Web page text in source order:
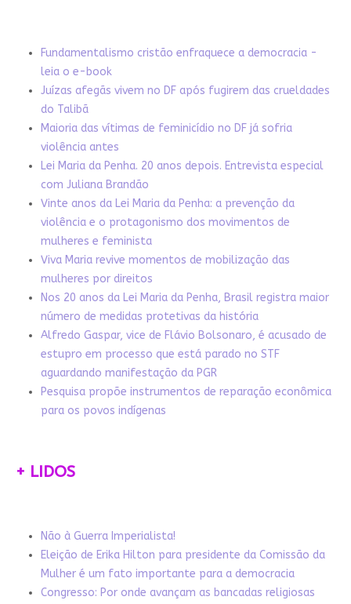
Fundamentalismo cristão enfraquece a democracia -
leia o e-book
Juízas afegãs vivem no DF após fugirem das crueldades
do Talibã
Maioria das vítimas de feminicídio no DF já sofria
violência antes
Lei Maria da Penha. 20 anos depois. Entrevista especial
com Juliana Brandão
Vinte anos da Lei Maria da Penha: a prevenção da
violência e o protagonismo dos movimentos de
mulheres e feminista
Viva Maria revive momentos de mobilização das
mulheres por direitos
Nos 20 anos da Lei Maria da Penha, Brasil registra maior
número de medidas protetivas da história
Alfredo Gaspar, vice de Flávio Bolsonaro, é acusado de
estupro em processo que está parado no STF
aguardando manifestação da PGR
Pesquisa propõe instrumentos de reparação econômica
para os povos indígenas
+ LIDOS
Não à Guerra Imperialista!
Eleição de Erika Hilton para presidente da Comissão da
Mulher é um fato importante para a democracia
Congresso: Por onde avançam as bancadas religiosas